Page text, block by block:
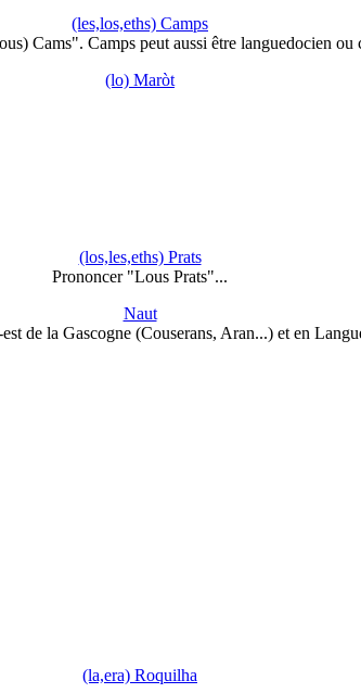
(les,los,eths) Camps
Cams". Camps peut aussi être languedocien ou
(lo) Maròt
(los,les,eths) Prats
Prononcer "Lous Prats"...
Naut
de la Gascogne (Couserans, Aran...) et en
(la,era) Roquilha